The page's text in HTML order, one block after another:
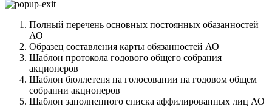
Полный перечень основных постоянных обазанностей
АО
Образец составления карты обязанностей АО
Шаблон протокола годового общего собрания
акционеров
Шаблон бюллетеня на голосовании на годовом общем
собрании акционеров
Шаблон заполненного списка аффилированных лиц АО